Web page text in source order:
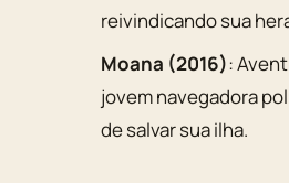
reivindicando sua
Moana (2016):
jovem navegadora
de salvar sua ilha.